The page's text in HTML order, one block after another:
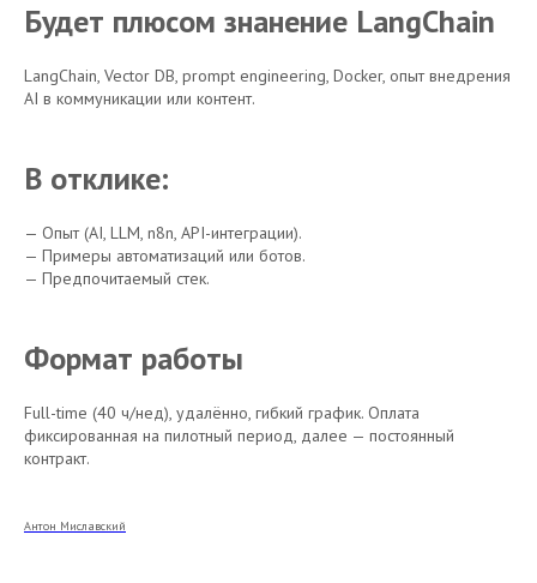
Будет плюсом знанение LangChain
LangChain, Vector DB, prompt engineering, Docker, опыт внедрения
AI в коммуникации или контент.
В отклике:
— Опыт (AI, LLM, n8n, API-интеграции).
— Примеры автоматизаций или ботов.
— Предпочитаемый стек.
Формат работы
Full-time (40 ч/нед), удалённо, гибкий график. Оплата
фиксированная на пилотный период, далее — постоянный
контракт.
Антон Миславский